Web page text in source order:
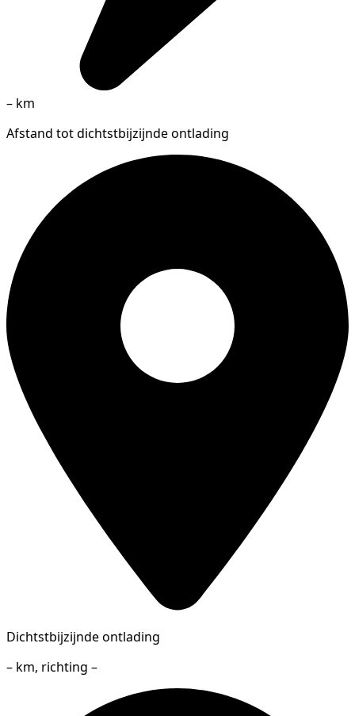
– km
Afstand tot dichtstbijzijnde ontlading
Dichtstbijzijnde ontlading
– km, richting –